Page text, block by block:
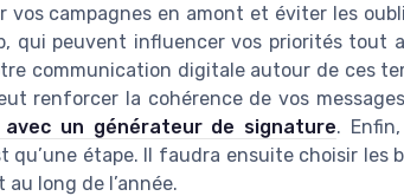
campagnes en amont et éviter les
qui peuvent influencer vos priorités tout
communication digitale autour de ces
renforcer la cohérence de vos
un générateur de signature.
qu’une étape. Il faudra ensuite choisir les
long de l’année.